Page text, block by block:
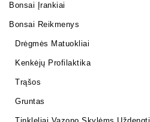
Bonsai Įrankiai
Bonsai Reikmenys
Drėgmės Matuokliai
Kenkėjų Profilaktika
Trąšos
Gruntas